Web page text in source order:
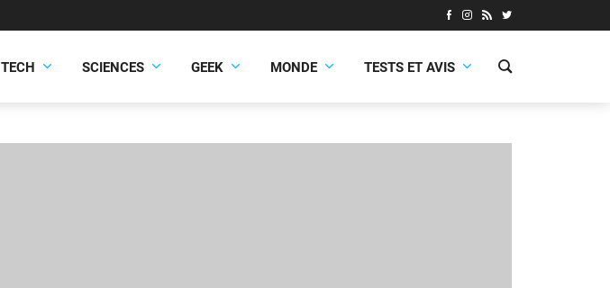
TECH SCIENCES GEEK MONDE TESTS ET AVIS